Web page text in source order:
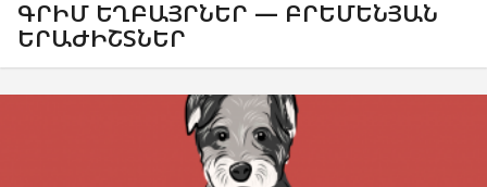
ԳՐԻՄ ԵՂԲԱՅՐՆԵՐ — ԲՐԵՄԵՆՅԱՆ
ԵՐԱԺԻՇՏՆԵՐ